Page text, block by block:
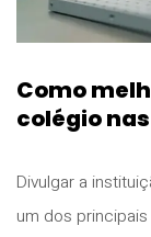
Como
colégio
Divulgar a
um dos